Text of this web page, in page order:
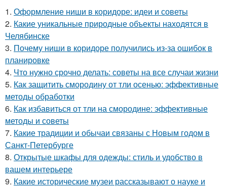
1. Оформление ниши в коридоре: идеи и советы
2. Какие уникальные природные объекты находятся в
Челябинске
3. Почему ниши в коридоре получились из-за ошибок в
планировке
4. Что нужно срочно делать: советы на все случаи жизни
5. Как защитить смородину от тли осенью: эффективные
методы обработки
6. Как избавиться от тли на смородине: эффективные
методы и советы
7. Какие традиции и обычаи связаны с Новым годом в
Санкт-Петербурге
8. Открытые шкафы для одежды: стиль и удобство в
вашем интерьере
9. Какие исторические музеи рассказывают о науке и